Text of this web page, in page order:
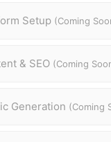
Setup (Coming
& SEO (Coming
Generation (Coming